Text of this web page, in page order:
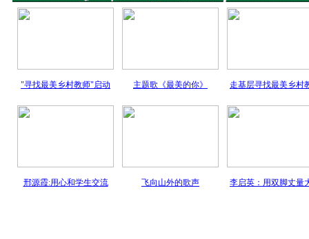
"寻找最美乡村教师"启动 主题歌《最美的你》 走基层寻找最美乡村
邢源霞:用心和学生交流 飞向山外的歌声 李启英：用双脚丈量